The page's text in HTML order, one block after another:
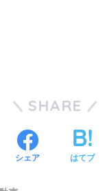
SHARE
シェア はてブ